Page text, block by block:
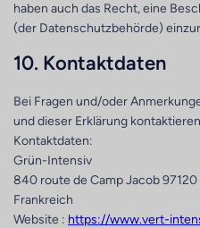
haben auch das Recht, eine
(der Datenschutzbehörde)
10. Kontaktdaten
Bei Fragen und/oder
und dieser Erklärung
Kontaktdaten:
Grün-Intensiv
840 route de Camp Jacob 97120
Frankreich
Website : https://www.vert-